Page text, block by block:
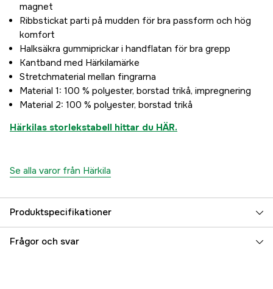
magnet
Ribbstickat parti på mudden för bra passform och hög
komfort
Halksäkra gummiprickar i handflatan för bra grepp
Kantband med Härkilamärke
Stretchmaterial mellan fingrarna
Material 1: 100 % polyester, borstad trikå, impregnering
Material 2: 100 % polyester, borstad trikå
Härkilas storlekstabell hittar du HÄR.
Se alla varor från Härkila
Produktspecifikationer
Typ av handske Fritid
Frågor och svar